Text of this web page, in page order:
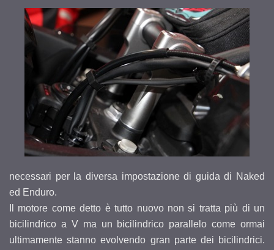
necessari per la diversa impostazione di guida di Naked
ed Enduro.
Il motore come detto è tutto nuovo non si tratta più di un
bicilindrico a V ma un bicilindrico parallelo come ormai
ultimamente stanno evolvendo gran parte dei bicilindrici.